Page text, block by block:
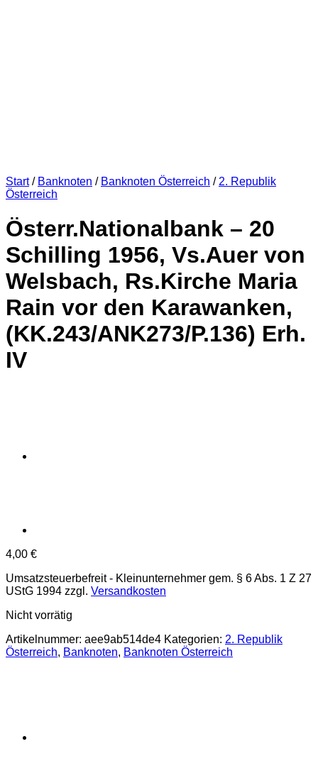
Start / Banknoten / Banknoten Österreich / 2. Republik
Österreich
Österr.Nationalbank – 20
Schilling 1956, Vs.Auer von
Welsbach, Rs.Kirche Maria
Rain vor den Karawanken,
(KK.243/ANK273/P.136) Erh.
IV
4,00 €
Umsatzsteuerbefreit - Kleinunternehmer gem. § 6 Abs. 1 Z 27
UStG 1994 zzgl. Versandkosten
Nicht vorrätig
Artikelnummer: aee9ab514de4 Kategorien: 2. Republik
Österreich, Banknoten, Banknoten Österreich